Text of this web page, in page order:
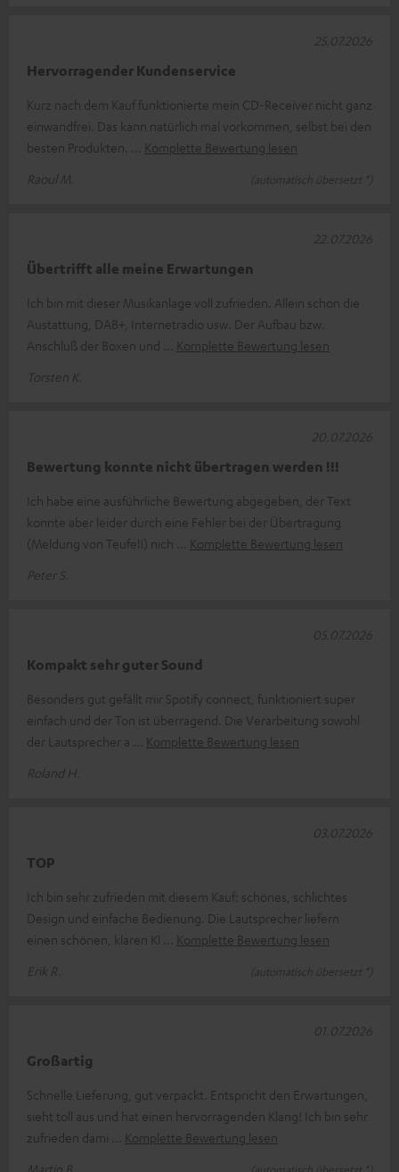
Hervorragender Kundenservice
Kurz nach dem Kauf funktionierte mein CD-Receiver nicht ganz
einwandfrei. Das kann natürlich mal vorkommen, selbst bei den
besten Produkten.
Komplette Bewertung lesen
Raoul M.
(automatisch übersetzt *)
25.07.2026
Übertrifft alle meine Erwartungen
Ich bin mit dieser Musikanlage voll zufrieden. Allein schon die
Austattung, DAB+, Internetradio usw. Der Aufbau bzw.
Anschluß der Boxen und
Komplette Bewertung lesen
Torsten K.
22.07.2026
Bewertung konnte nicht übertragen werden !!!
Ich habe eine ausführliche Bewertung abgegeben, der Text
konnte aber leider durch eine Fehler bei der Übertragung
(Meldung von Teufel!) nich
Komplette Bewertung lesen
Peter S.
20.07.2026
Kompakt sehr guter Sound
Besonders gut gefällt mir Spotify connect, funktioniert super
einfach und der Ton ist überragend. Die Verarbeitung sowohl
der Lautsprecher a
Komplette Bewertung lesen
Roland H.
05.07.2026
TOP
Ich bin sehr zufrieden mit diesem Kauf: schönes, schlichtes
Design und einfache Bedienung. Die Lautsprecher liefern
einen schönen, klaren Kl
Komplette Bewertung lesen
Erik R.
(automatisch übersetzt *)
03.07.2026
Großartig
Schnelle Lieferung, gut verpackt. Entspricht den Erwartungen,
sieht toll aus und hat einen hervorragenden Klang! Ich bin sehr
zufrieden dami
Komplette Bewertung lesen
Martin B.
01.07.2026